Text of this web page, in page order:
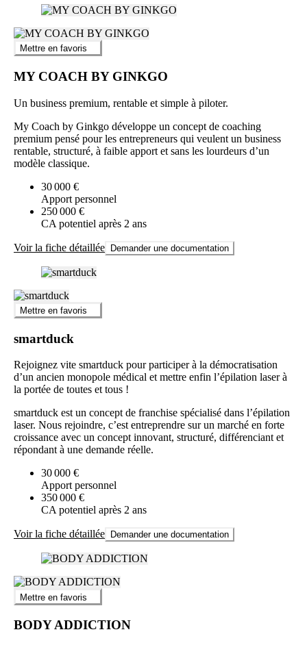
Mettre en favoris
MY COACH BY GINKGO
Un business premium, rentable et simple à piloter.
My Coach by Ginkgo développe un concept de coaching
premium pensé pour les entrepreneurs qui veulent un business
rentable, structuré, à faible apport et sans les lourdeurs d’un
modèle classique.
30 000 €
Apport personnel
250 000 €
CA potentiel après 2 ans
Voir la fiche détaillée Demander une documentation
Mettre en favoris
smartduck
Rejoignez vite smartduck pour participer à la démocratisation
d’un ancien monopole médical et mettre enfin l’épilation laser à
la portée de toutes et tous !
smartduck est un concept de franchise spécialisé dans l’épilation
laser. Nous rejoindre, c’est entreprendre sur un marché en forte
croissance avec un concept innovant, structuré, différenciant et
répondant à une demande réelle.
30 000 €
Apport personnel
350 000 €
CA potentiel après 2 ans
Voir la fiche détaillée Demander une documentation
Mettre en favoris
BODY ADDICTION